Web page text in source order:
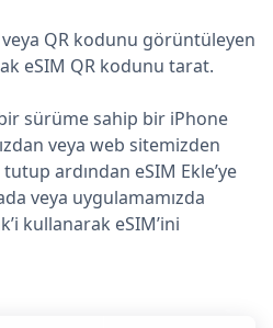
veya QR kodunu görüntüleyen
eSIM QR kodunu tarat.
sürüme sahip bir iPhone
veya web sitemizden
tutup ardından eSIM Ekle’ye
veya uygulamamızda
kullanarak eSIM’ini